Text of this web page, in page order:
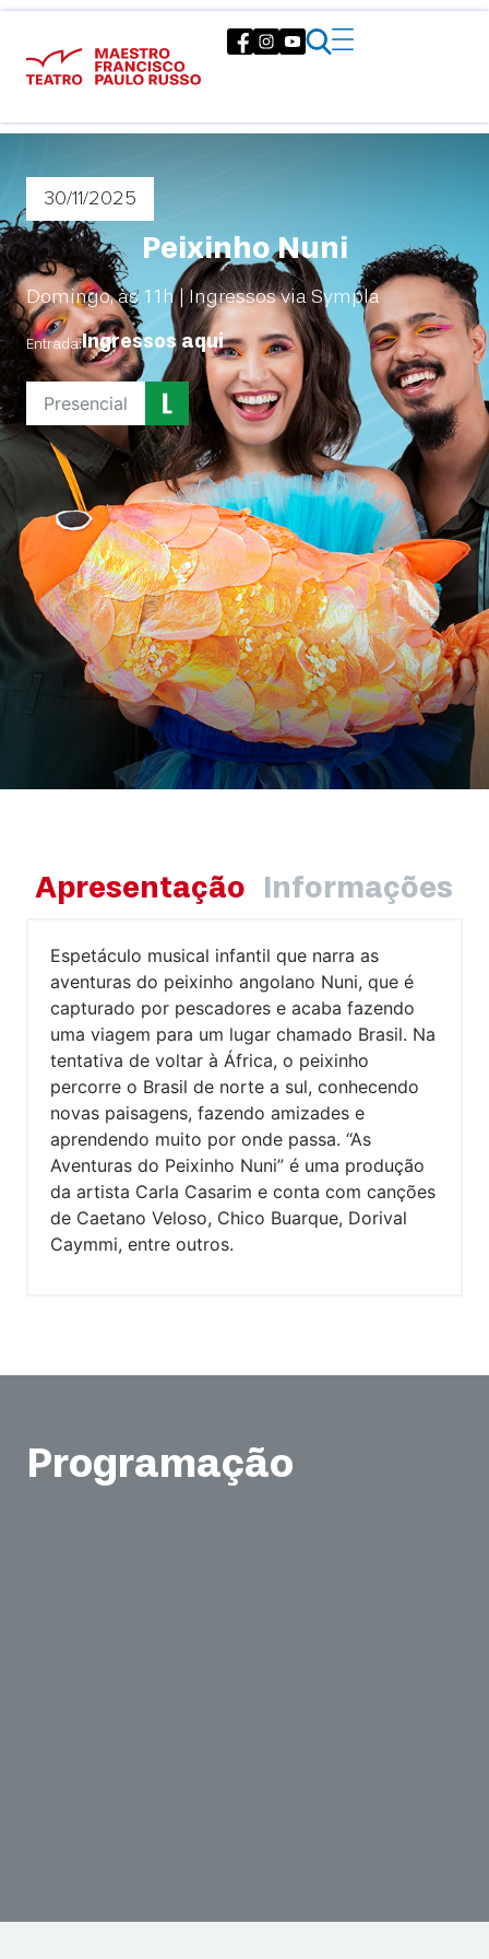
30/11/2025
Peixinho Nuni
Domingo, às 11h | Ingressos via Sympla
Entrada:Ingressos aqui
Presencial
Apresentação Informações
Espetáculo musical infantil que narra as
aventuras do peixinho angolano Nuni, que é
capturado por pescadores e acaba fazendo
uma viagem para um lugar chamado Brasil. Na
tentativa de voltar à África, o peixinho
percorre o Brasil de norte a sul, conhecendo
novas paisagens, fazendo amizades e
aprendendo muito por onde passa. “As
Aventuras do Peixinho Nuni” é uma produção
da artista Carla Casarim e conta com canções
de Caetano Veloso, Chico Buarque, Dorival
Caymmi, entre outros.
Programação